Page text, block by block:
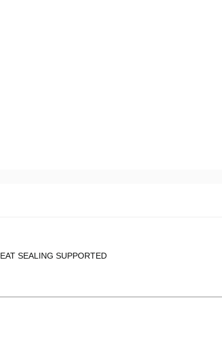
SEALING SUPPORTED